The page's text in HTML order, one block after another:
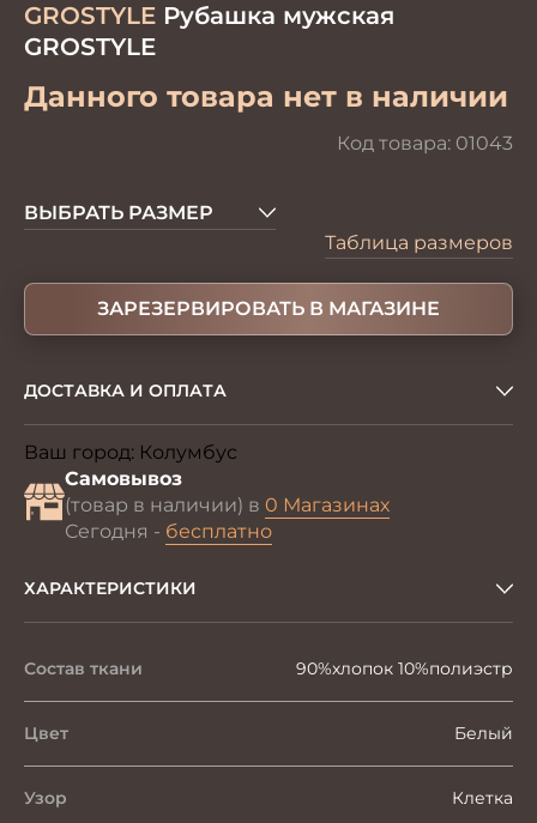
GROSTYLE Рубашка мужская
GROSTYLE
Данного товара нет в наличии
Код товара: 01043
ВЫБРАТЬ РАЗМЕР
Таблица размеров
ЗАРЕЗЕРВИРОВАТЬ В МАГАЗИНЕ
ДОСТАВКА И ОПЛАТА
Ваш город: Колумбус
Самовывоз
(товар в наличии) в 0 Магазинах
Сегодня - бесплатно
ХАРАКТЕРИСТИКИ
Состав ткани 90%хлопок 10%полиэстр
Цвет Белый
Узор Клетка